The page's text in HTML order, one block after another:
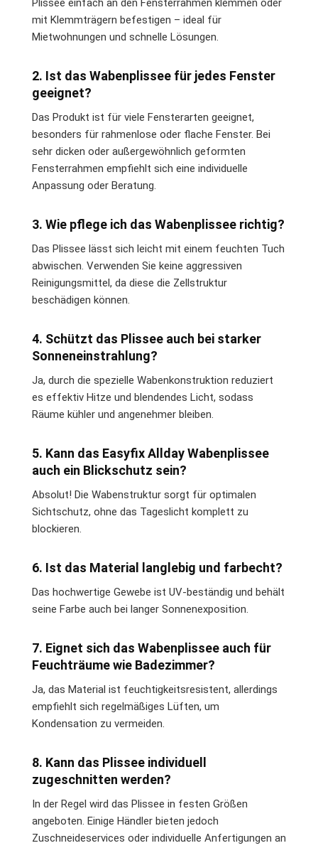
Plissee einfach an den Fensterrahmen klemmen oder
mit Klemmträgern befestigen – ideal für
Mietwohnungen und schnelle Lösungen.
2. Ist das Wabenplissee für jedes Fenster
geeignet?
Das Produkt ist für viele Fensterarten geeignet,
besonders für rahmenlose oder flache Fenster. Bei
sehr dicken oder außergewöhnlich geformten
Fensterrahmen empfiehlt sich eine individuelle
Anpassung oder Beratung.
3. Wie pflege ich das Wabenplissee richtig?
Das Plissee lässt sich leicht mit einem feuchten Tuch
abwischen. Verwenden Sie keine aggressiven
Reinigungsmittel, da diese die Zellstruktur
beschädigen können.
4. Schützt das Plissee auch bei starker
Sonneneinstrahlung?
Ja, durch die spezielle Wabenkonstruktion reduziert
es effektiv Hitze und blendendes Licht, sodass
Räume kühler und angenehmer bleiben.
5. Kann das Easyfix Allday Wabenplissee
auch ein Blickschutz sein?
Absolut! Die Wabenstruktur sorgt für optimalen
Sichtschutz, ohne das Tageslicht komplett zu
blockieren.
6. Ist das Material langlebig und farbecht?
Das hochwertige Gewebe ist UV-beständig und behält
seine Farbe auch bei langer Sonnenexposition.
7. Eignet sich das Wabenplissee auch für
Feuchträume wie Badezimmer?
Ja, das Material ist feuchtigkeitsresistent, allerdings
empfiehlt sich regelmäßiges Lüften, um
Kondensation zu vermeiden.
8. Kann das Plissee individuell
zugeschnitten werden?
In der Regel wird das Plissee in festen Größen
angeboten. Einige Händler bieten jedoch
Zuschneideservices oder individuelle Anfertigungen an